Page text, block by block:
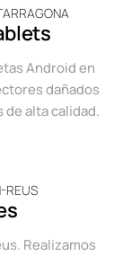
Android en
dañados
alta calidad.
Realizamos